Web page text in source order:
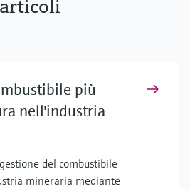
più
nell'industria
del combustibile
mineraria mediante